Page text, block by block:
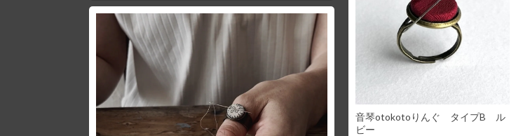
音琴otokotoりんぐ タイプB ル
ビー